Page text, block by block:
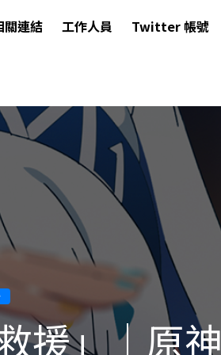
關連結 工作人員 Twitter 帳號
援」｜原神